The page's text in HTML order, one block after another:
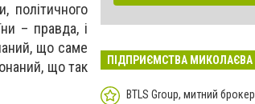
політичного
– правда, і
що саме
що так
ПІДПРИЄМСТВА МИКОЛАЄВА
BTLS Group, митний брокер